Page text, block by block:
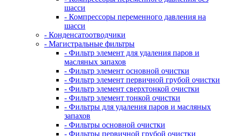
шасси
- Компрессоры переменного давления на
шасси
- Конденсатоотводчики
- Магистральные фильтры
- Фильтр элемент для удаления паров и
масляных запахов
- Фильтр элемент основной очистки
- Фильтр элемент первичной грубой очистки
- Фильтр элемент сверхтонкой очистки
- Фильтр элемент тонкой очистки
- Фильтры для удаления паров и масляных
запахов
- Фильтры основной очистки
- Фильтры первичной грубой очистки